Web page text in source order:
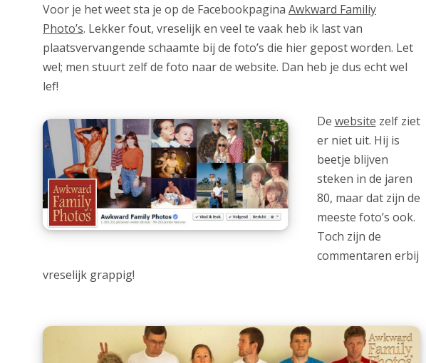
Voor je het weet sta je op de Facebookpagina Awkward Familiy
Photo’s. Lekker fout, vreselijk en veel te vaak heb ik last van
plaatsvervangende schaamte bij de foto’s die hier gepost worden. Let
wel; men stuurt zelf de foto naar de website. Dan heb je dus echt wel
lef!
De website zelf ziet
er niet uit. Hij is
beetje blijven
steken in de jaren
80, maar dat zijn de
meeste foto’s ook.
Toch zijn de
commentaren erbij
vreselijk grappig!